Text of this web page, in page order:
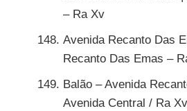
– Ra Xv
Avenida Recanto Das
Recanto Das Emas –
Balão – Avenida
Avenida Central / Ra